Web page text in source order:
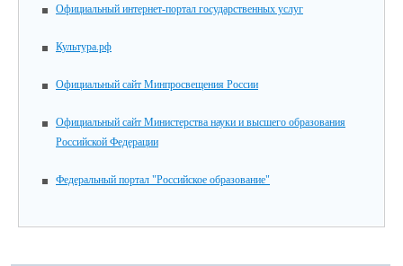
Официальный интернет-портал государственных услуг
Культура.рф
Официальный сайт Минпросвещения России
Официальный сайт Министерства науки и высшего образования
Российской Федерации
Федеральный портал "Российское образование"